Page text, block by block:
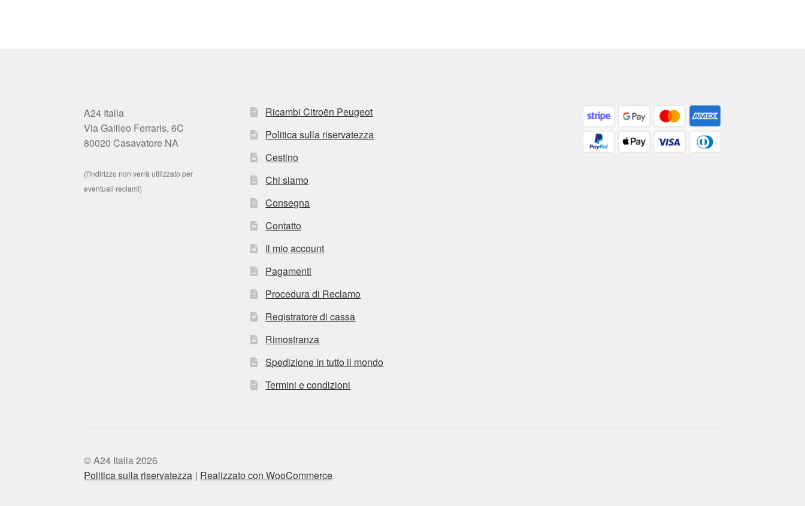
A24 Italia
Via Galileo Ferraris, 6C
80020 Casavatore NA
(l'indirizzo non verrà utilizzato per
eventuali reclami)
Ricambi Citroën Peugeot
Politica sulla riservatezza
Cestino
Chi siamo
Consegna
Contatto
Il mio account
Pagamenti
Procedura di Reclamo
Registratore di cassa
Rimostranza
Spedizione in tutto il mondo
Termini e condizioni
© A24 Italia 2026
Politica sulla riservatezza
Realizzato con WooCommerce.